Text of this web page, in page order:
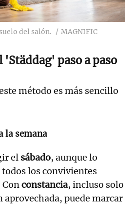
del salón. MAGNIFIC
'Städdag' paso a paso
método es más sencillo
la semana
el sábado, aunque lo
los convivientes
constancia, incluso solo
aprovechada, puede marcar